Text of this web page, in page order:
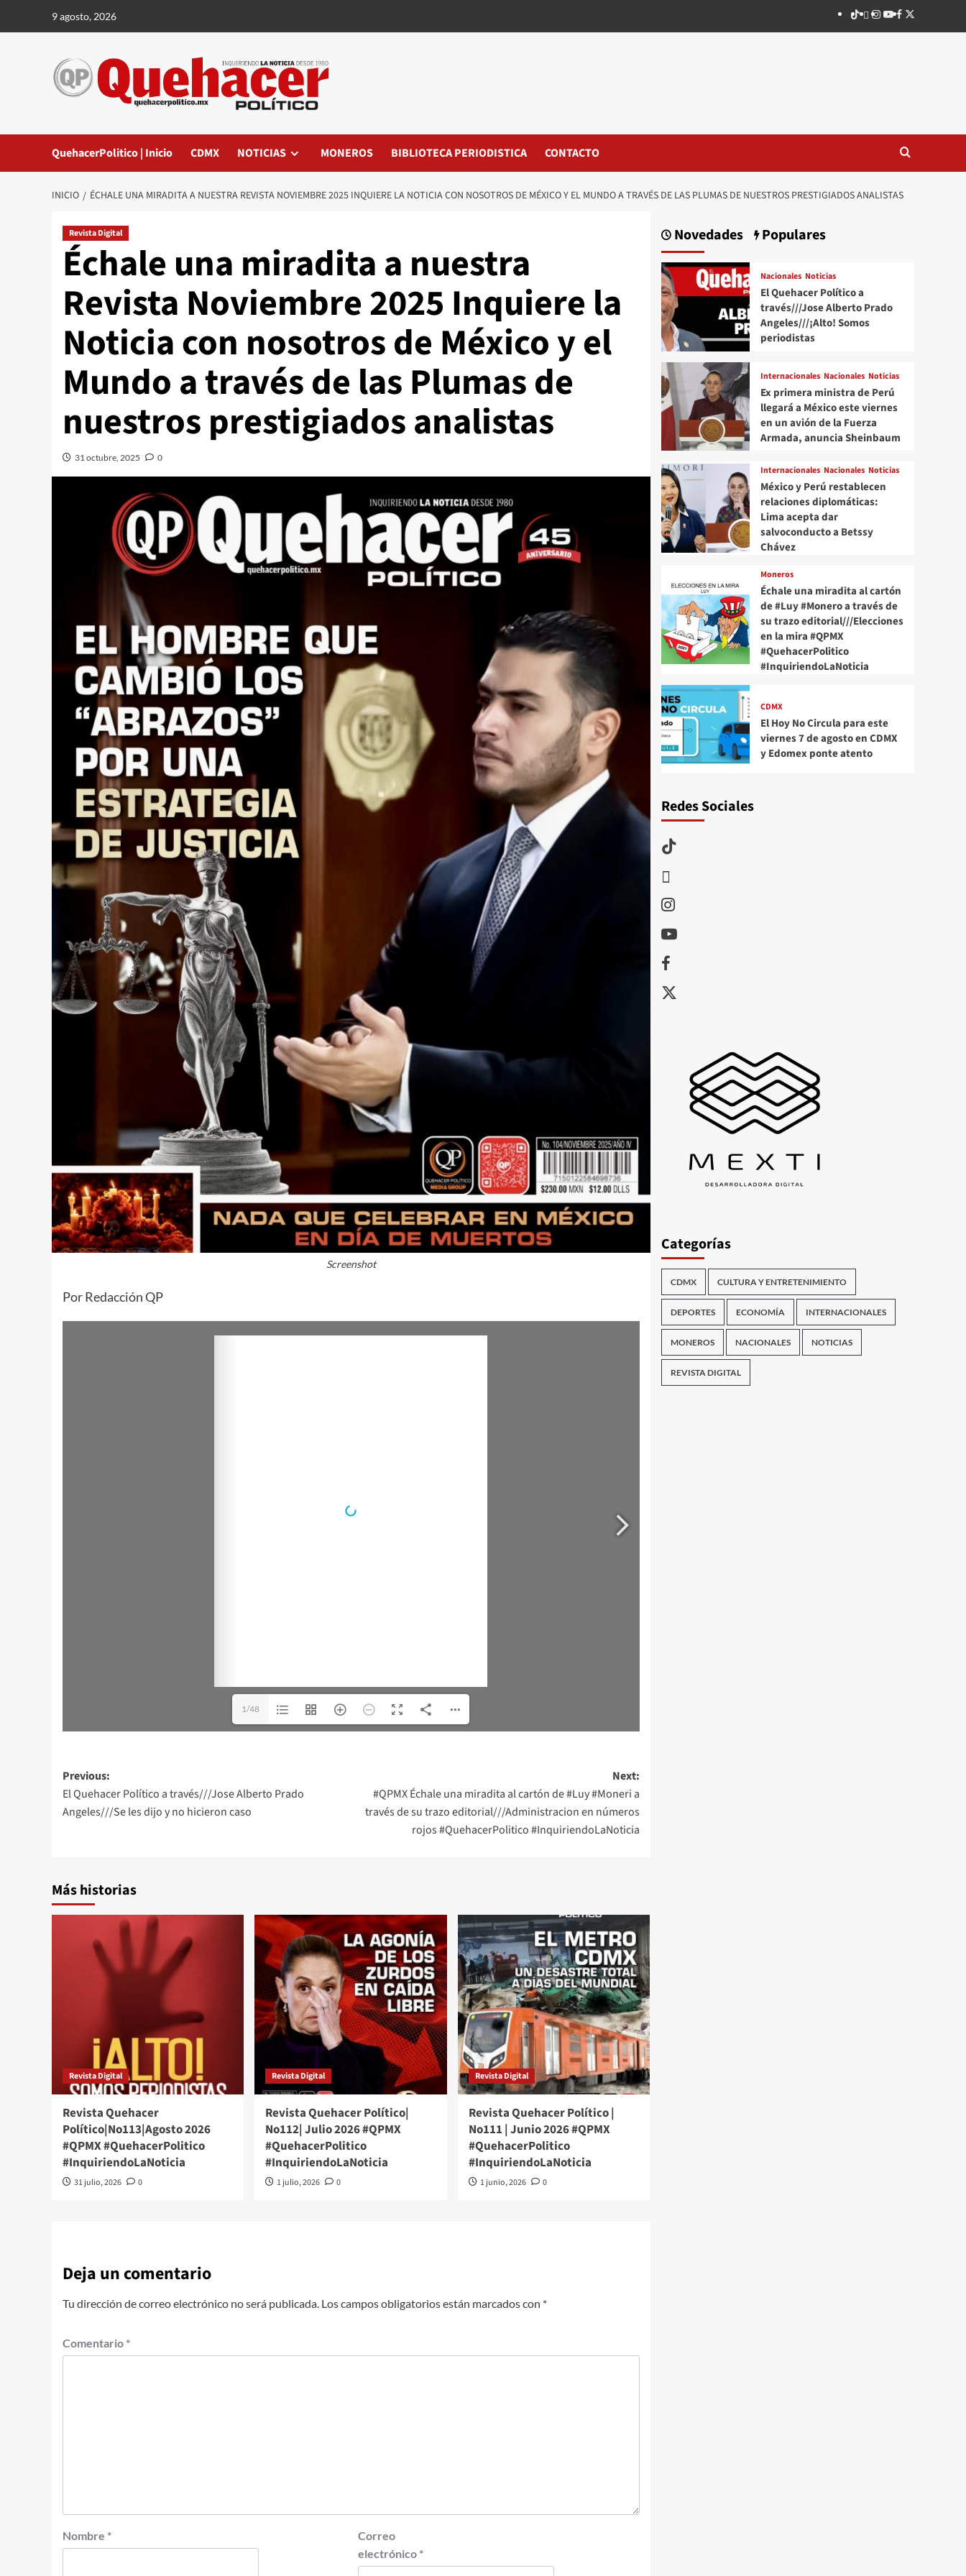
9 agosto, 2026 TikTok
threads
Instagram
Youtube
Facebook
X
QuehacerPolitico | Inicio CDMX NOTICIAS MONEROS BIBLIOTECA PERIODISTICA CONTACTO
INICIO ÉCHALE UNA MIRADITA A NUESTRA REVISTA NOVIEMBRE 2025 INQUIERE LA NOTICIA CON NOSOTROS DE MÉXICO Y EL MUNDO A TRAVÉS DE LAS PLUMAS DE NUESTROS PRESTIGIADOS ANALISTAS
Revista Digital
Échale una miradita a nuestra
Revista Noviembre 2025 Inquiere la
Noticia con nosotros de México y el
Mundo a través de las Plumas de
nuestros prestigiados analistas
31 octubre, 2025 0
Screenshot
Por Redacción QP
1/48
Post
navigation
Previous:
El Quehacer Político a través///Jose Alberto Prado
Angeles///Se les dijo y no hicieron caso
Next:
#QPMX Échale una miradita al cartón de #Luy #Moneri a
través de su trazo editorial///Administracion en números
rojos #QuehacerPolitico #InquiriendoLaNoticia
Más historias
Revista Digital
Revista Quehacer
Político|No113|Agosto 2026
#QPMX #QuehacerPolitico
#InquiriendoLaNoticia
31 julio, 2026 0
Revista Digital
Revista Quehacer Político|
No112| Julio 2026 #QPMX
#QuehacerPolitico
#InquiriendoLaNoticia
1 julio, 2026 0
Revista Digital
Revista Quehacer Político |
No111 | Junio 2026 #QPMX
#QuehacerPolitico
#InquiriendoLaNoticia
1 junio, 2026 0
Deja un comentario
Tu dirección de correo electrónico no será publicada. Los campos obligatorios están marcados con *
Comentario *
Nombre *
Correo
electrónico *
Novedades Populares
Nacionales Noticias
El Quehacer Político a
través///Jose Alberto Prado
Angeles///¡Alto! Somos
periodistas
Internacionales Nacionales Noticias
Ex primera ministra de Perú
llegará a México este viernes
en un avión de la Fuerza
Armada, anuncia Sheinbaum
Internacionales Nacionales Noticias
México y Perú restablecen
relaciones diplomáticas:
Lima acepta dar
salvoconducto a Betssy
Chávez
Moneros
Échale una miradita al cartón
de #Luy #Monero a través de
su trazo editorial///Elecciones
en la mira #QPMX
#QuehacerPolitico
#InquiriendoLaNoticia
CDMX
El Hoy No Circula para este
viernes 7 de agosto en CDMX
y Edomex ponte atento
Redes Sociales
TikTok
Instagram
Youtube
Facebook
X
Categorías
CDMX CULTURA Y ENTRETENIMIENTO
DEPORTES ECONOMÍA INTERNACIONALES
MONEROS NACIONALES NOTICIAS
REVISTA DIGITAL